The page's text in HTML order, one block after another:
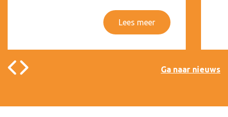
Lees meer
Ga naar nieuws